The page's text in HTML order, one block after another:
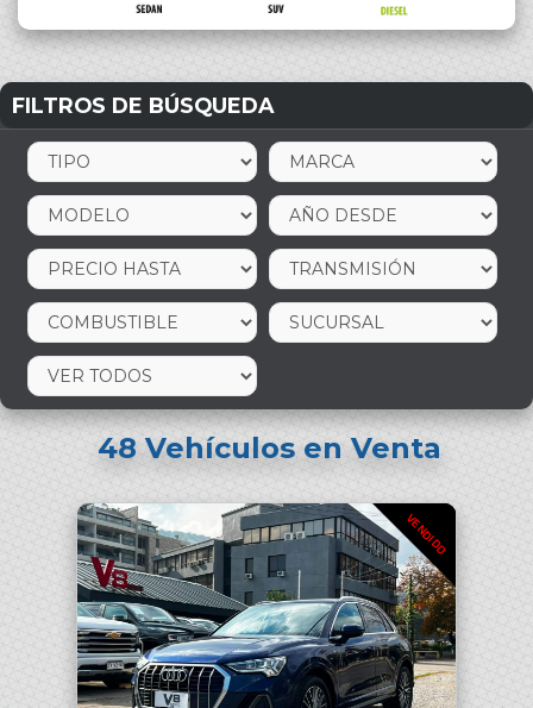
FILTROS DE BÚSQUEDA
48Vehículos en Venta
VENDIDO